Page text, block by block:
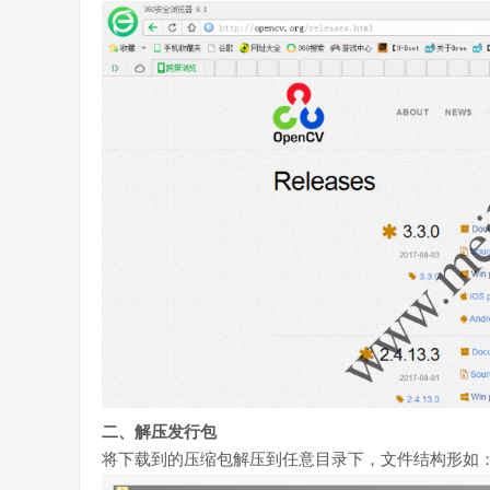
二、解压发行包
将下载到的压缩包解压到任意目录下，文件结构形如